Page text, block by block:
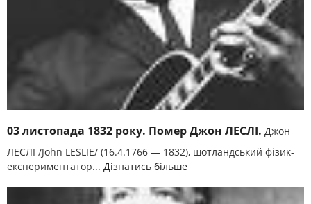
03 листопада 1832 року. Помер Джон ЛЕСЛІ. Джон
ЛЕСЛІ /John LESLIE/ (16.4.1766 — 1832), шотландський фізик-
експериментатор... Дізнатись більше